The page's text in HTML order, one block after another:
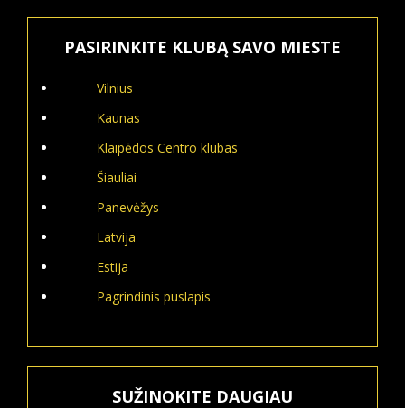
PASIRINKITE KLUBĄ SAVO MIESTE
Vilnius
Kaunas
Klaipėdos Centro klubas
Šiauliai
Panevėžys
Latvija
Estija
Pagrindinis puslapis
SUŽINOKITE DAUGIAU